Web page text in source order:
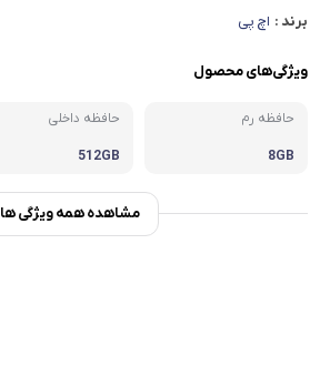
برند : اچ پی
ویژگی‌های محصول
حافظه رم
8GB
حافظه داخلی
512GB
مشاهده همه ویژگی ها